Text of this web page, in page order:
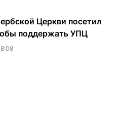
Церкви посетил
поддержать УПЦ